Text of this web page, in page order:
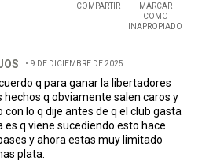
COMPARTIR
MARCAR
COMO
INAPROPIADO
9 DE DICIEMBRE DE 2025
q para ganar la libertadores
hechos q obviamente salen caros y
lo q dije antes de q el club gasta
es q viene sucediendo esto hace
y ahora estas muy limitado
plata.